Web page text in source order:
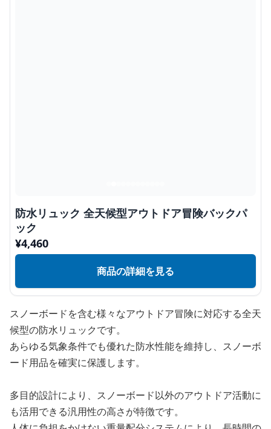
防水リュック 全天候型アウトドア冒険バックパ
ック
¥4,460
商品の詳細を見る
スノーボードを含む様々なアウトドア冒険に対応する全天
候型の防水リュックです。
あらゆる気象条件でも優れた防水性能を維持し、スノーボ
ード用品を確実に保護します。
多目的設計により、スノーボード以外のアウトドア活動に
も活用できる汎用性の高さが特徴です。